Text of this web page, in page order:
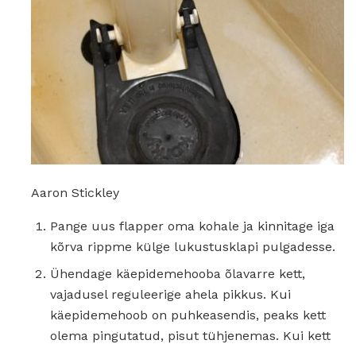
Aaron Stickley
Pange uus flapper oma kohale ja kinnitage iga
kõrva rippme külge lukustusklapi pulgadesse.
Ühendage käepidemehooba õlavarre kett,
vajadusel reguleerige ahela pikkus. Kui
käepidemehoob on puhkeasendis, peaks kett
olema pingutatud, pisut tühjenemas. Kui kett